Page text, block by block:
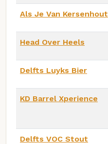
Als Je Van Kersenhout
Head Over Heels
Delfts Luyks Bier
KD Barrel Xperience
Delfts VOC Stout